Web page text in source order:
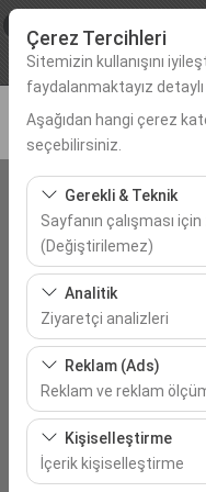
× Procar
Ücretsiz - In
Çerez Tercihleri
Sitemizin kullanışını
faydalanmaktayız
Aşağıdan hangi çerez
seçebilirsiniz.
Gerekli & Teknik
Sayfanın çalışması
(Değiştirilemez)
Bu çerezler sitenin
oturum yönetimi ve
dışı bırakılamaz.
Analitik
Ziyaretçi analizleri
Bu çerezler, sitemizin
en çok ziyaret edilen
analiz etmemizi sağlar.
performansını ölçmek
iyileştirmek için kullanılır.
Reklam (Ads)
Reklam ve reklam
Bu çerezler, size ilgi
reklamlar
etkinliğini (gösterim
Kişiselleştirme
İçerik kişiselleştirme
Araç Alış Yeri
Tekirdağ Çorlu
Araç Alım Tarihi
Araç Teslim Tarihi